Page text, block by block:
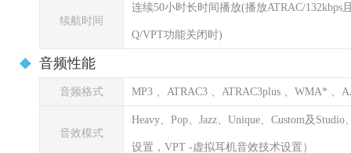
续航时间
连续50小时长时间播放(播放ATRAC/
Q/VPT功能关闭时)
音频性能
音频格式 MP3 、ATRAC3 、ATRAC3plus 、WMA* 、
音效模式
Heavy、Pop、Jazz、Unique、Custom及
设置，VPT -虚拟耳机音效技术设置）